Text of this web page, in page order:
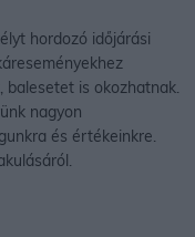
hordozó időjárási
balesetet is okozhatnak.
nagyon
és értékeinkre.